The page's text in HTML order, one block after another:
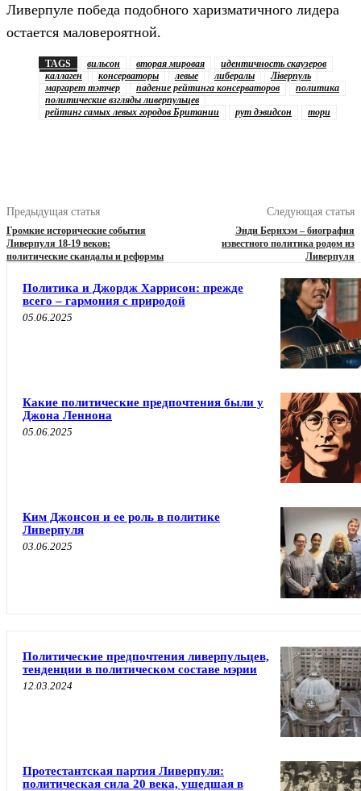
Ливерпуле победа подобного харизматичного лидера
остается маловероятной.
TAGS вильсон вторая мировая
идентичность скаузеров
каллаген
консерваторы левые либералы
Ліверпуль
маргарет тэтчер
падение рейтинга консерваторов
политика
политические взгляды ливерпульцев
рейтинг самых левых городов Британии
рут дэвидсон тори
Предыдущая статья
Громкие исторические события
Ливерпуля 18-19 веков:
политические скандалы и реформы
Следующая статья
Энди Бернхэм – биография
известного политика родом из
Ливерпуля
Политика и Джордж Харрисон: прежде
всего – гармония с природой
05.06.2025
Какие политические предпочтения были у
Джона Леннона
05.06.2025
Ким Джонсон и ее роль в политике
Ливерпуля
03.06.2025
Политические предпочтения ливерпульцев,
тенденции в политическом составе мэрии
12.03.2024
Протестантская партия Ливерпуля:
политическая сила 20 века, ушедшая в